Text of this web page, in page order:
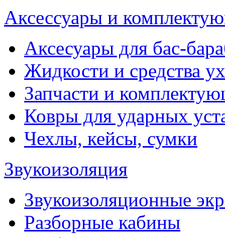
Аксессуары и
Аксесуары для бас-
Жидкости и средства
Запчасти и
Ковры для ударных
Чехлы, кейсы, сумки
Звукоизоляция
Звукоизоляционные
Разборные кабины